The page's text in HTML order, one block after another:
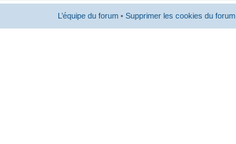
L’équipe du forum • Supprimer les cookies du forum